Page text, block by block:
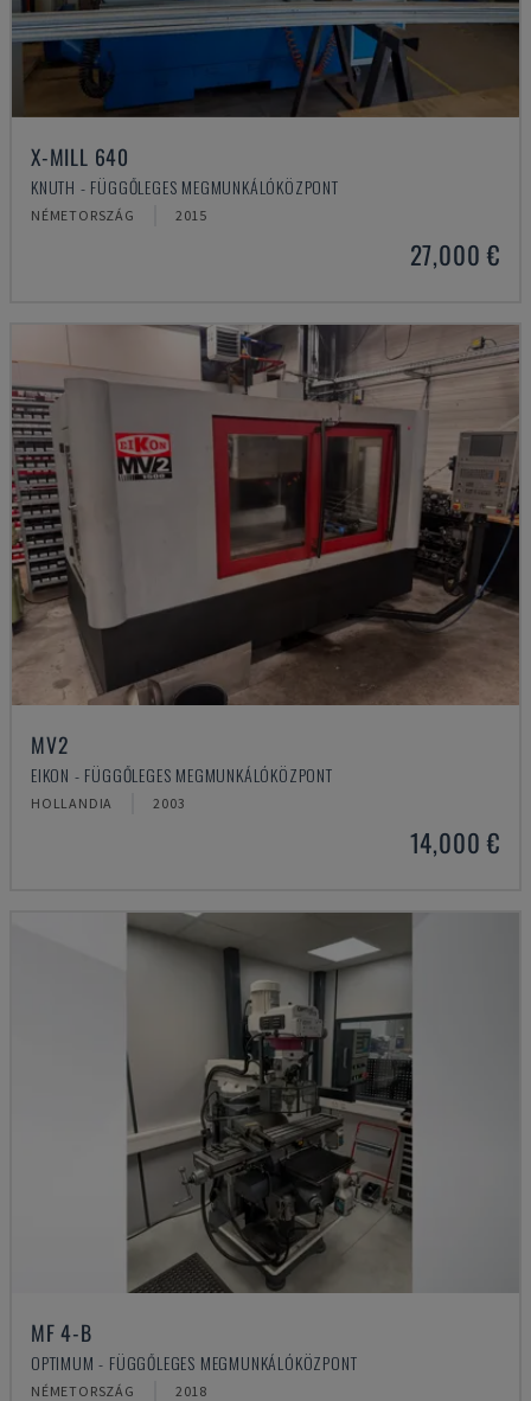
X-MILL 640
KNUTH - FÜGGŐLEGES MEGMUNKÁLÓKÖZPONT
NÉMETORSZÁG 2015
27,000 €
MV2
EIKON - FÜGGŐLEGES MEGMUNKÁLÓKÖZPONT
HOLLANDIA 2003
14,000 €
MF 4-B
OPTIMUM - FÜGGŐLEGES MEGMUNKÁLÓKÖZPONT
NÉMETORSZÁG 2018